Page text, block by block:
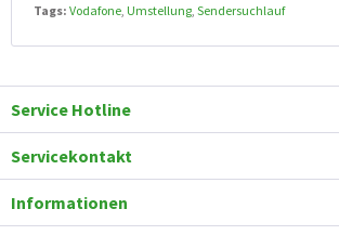
Tags: Vodafone Umstellung Sendersuchlauf
Service Hotline
Servicekontakt
Informationen